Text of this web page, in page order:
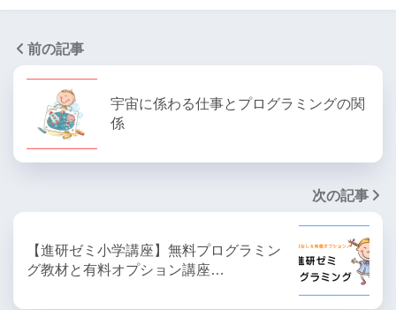
前の記事
宇宙に係わる仕事とプログラミングの関
係
次の記事
【進研ゼミ小学講座】無料プログラミン
グ教材と有料オプション講座…